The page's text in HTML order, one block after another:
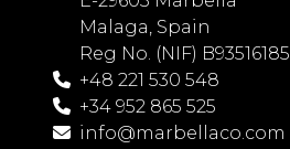
Malaga, Spain
Reg No. (NIF) B93516185
+48 221 530 548
+34 952 865 525
info@marbellaco.com